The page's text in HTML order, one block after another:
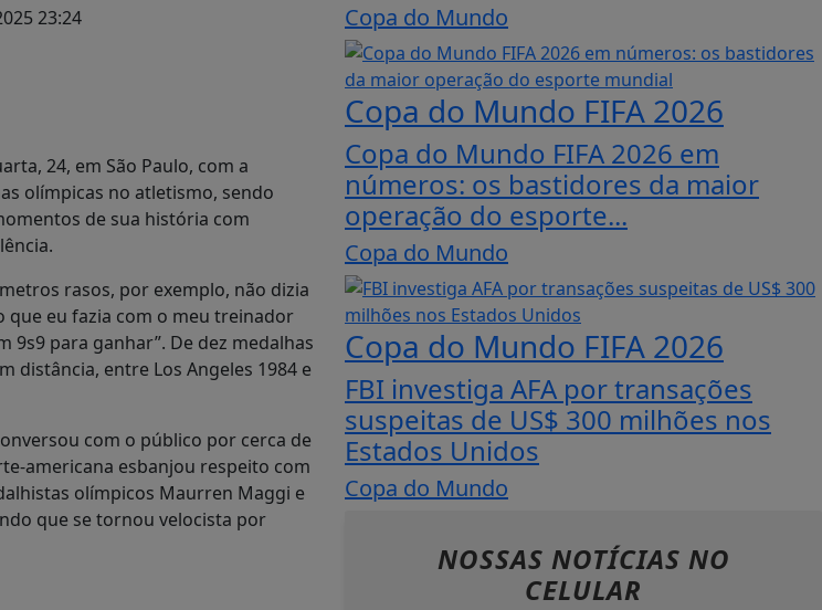
23:24
24, em São Paulo, com a
olímpicas no atletismo, sendo
de sua história com
rasos, por exemplo, não dizia
que eu fazia com o meu treinador
9s9 para ganhar”. De dez medalhas
distância, entre Los Angeles 1984 e
com o público por cerca de
americana esbanjou respeito com
olímpicos Maurren Maggi e
que se tornou velocista por
Copa do Mundo
Copa do Mundo FIFA 2026
Copa do Mundo FIFA 2026 em
números: os bastidores da maior
operação do esporte...
Copa do Mundo
Copa do Mundo FIFA 2026
FBI investiga AFA por transações
suspeitas de US$ 300 milhões nos
Estados Unidos
Copa do Mundo
NOSSAS NOTÍCIAS NO
CELULAR